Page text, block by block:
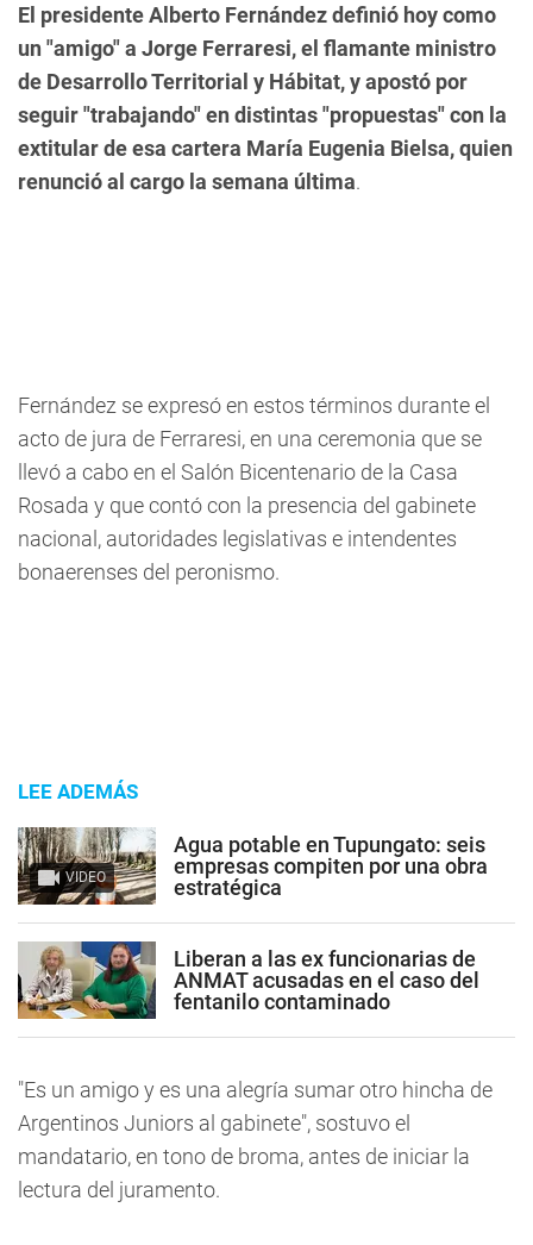
El presidente Alberto Fernández definió hoy como
un "amigo" a Jorge Ferraresi, el flamante ministro
de Desarrollo Territorial y Hábitat, y apostó por
seguir "trabajando" en distintas "propuestas" con la
extitular de esa cartera María Eugenia Bielsa, quien
renunció al cargo la semana última.
Fernández se expresó en estos términos durante el
acto de jura de Ferraresi, en una ceremonia que se
llevó a cabo en el Salón Bicentenario de la Casa
Rosada y que contó con la presencia del gabinete
nacional, autoridades legislativas e intendentes
bonaerenses del peronismo.
LEE ADEMÁS
VIDEO
Agua potable en Tupungato: seis
empresas compiten por una obra
estratégica
Liberan a las ex funcionarias de
ANMAT acusadas en el caso del
fentanilo contaminado
"Es un amigo y es una alegría sumar otro hincha de
Argentinos Juniors al gabinete", sostuvo el
mandatario, en tono de broma, antes de iniciar la
lectura del juramento.